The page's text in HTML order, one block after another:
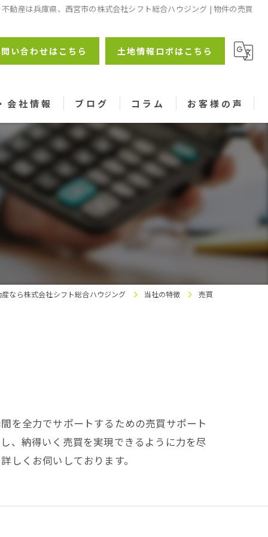
不動産は兵庫県、西宮市の株式会社シフト総合ハウジング | 物件の売買
い合わせはこちら 土地情報ロボはこちら
会社情報 ブログ コラム お客様の声
なら株式会社シフト総合ハウジング 当社の特徴 売買
を全力でサポートするための売買サポート
、納得いく売買を実現できるように力を尽
しくお伺いしております。